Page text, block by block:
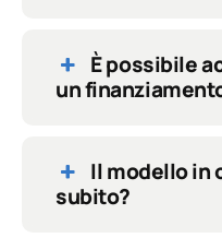
È possibile
un
Il modello in
subito?